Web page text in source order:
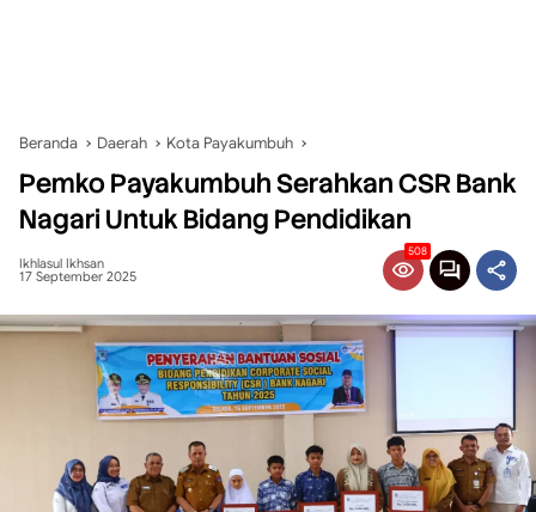
Beranda Daerah Kota Payakumbuh
Pemko Payakumbuh Serahkan CSR Bank
Nagari Untuk Bidang Pendidikan
Ikhlasul Ikhsan
17 September 2025
508